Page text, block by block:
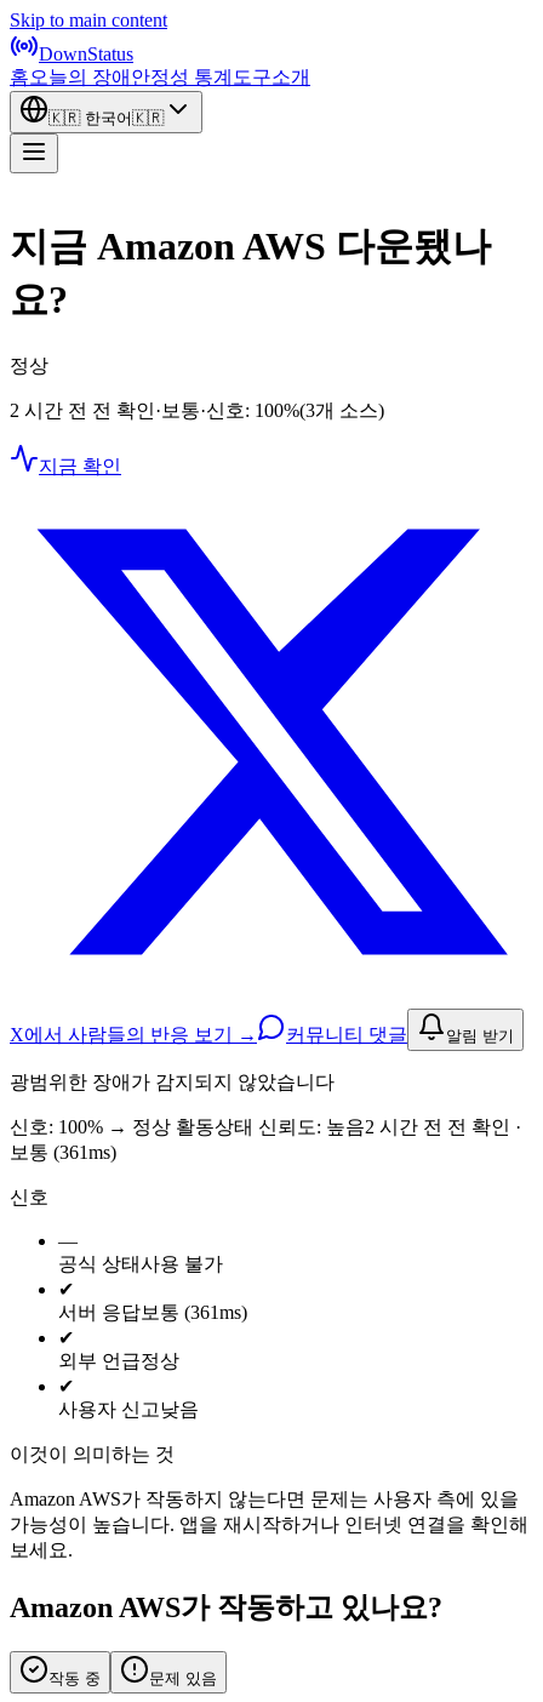
Skip to main content
DownStatus
홈오늘의 장애 안정성 통계 도구소개
🇰🇷 한국어🇰🇷
지금 Amazon AWS 다운됐나
요?
정상
2 시간 전 전 확인· 보통·신호: 100%(3개 소스)
지금 확인
X에서 사람들의 반응 보기 → 커뮤니티 댓글 알림 받기
광범위한 장애가 감지되지 않았습니다
신호: 100% → 정상 활동상태 신뢰도: 높음2 시간 전 전 확인 ·
보통 (361ms)
신호
—
공식 상태사용 불가
✔
서버 응답보통 (361ms)
✔
외부 언급정상
✔
사용자 신고낮음
이것이 의미하는 것
Amazon AWS가 작동하지 않는다면 문제는 사용자 측에 있을
가능성이 높습니다. 앱을 재시작하거나 인터넷 연결을 확인해
보세요.
Amazon AWS가 작동하고 있나요?
작동 중 문제 있음